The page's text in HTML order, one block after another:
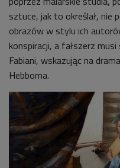
sztuce, jak to określał, nie
obrazów w stylu ich
konspiracji, a fałszerz
Fabiani, wskazując na
Hebborna.